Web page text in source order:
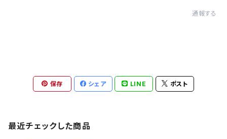
通報する
保存 シェア LINE ポスト
最近チェックした商品